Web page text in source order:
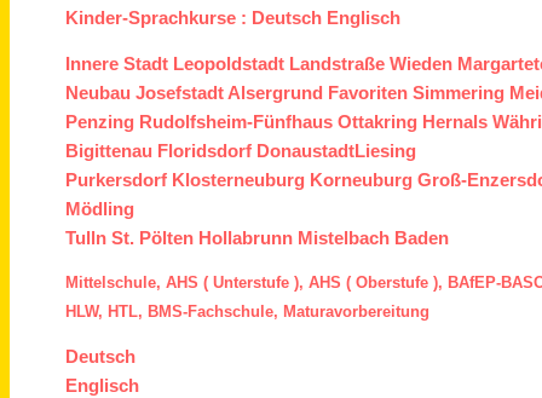
Kinder-Sprachkurse : Deutsch Englisch
Innere Stadt Leopoldstadt Landstraße Wieden
Neubau Josefstadt Alsergrund Favoriten Simmering
Penzing Rudolfsheim-Fünfhaus Ottakring Hernals
Bigittenau Floridsdorf DonaustadtLiesing
Purkersdorf Klosterneuburg Korneuburg Groß-
Mödling
Tulln St. Pölten Hollabrunn Mistelbach Baden
Mittelschule, AHS ( Unterstufe ), AHS ( Oberstufe ), BAfEP-
HLW, HTL, BMS-Fachschule, Maturavorbereitung
Deutsch
Englisch